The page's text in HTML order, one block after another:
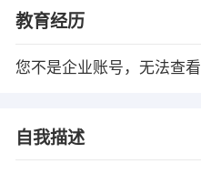
教育经历
您不是企业账号，无法查看
自我描述